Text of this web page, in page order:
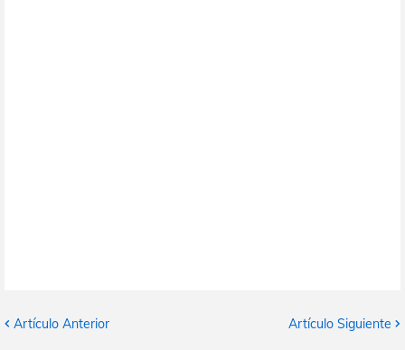
Artículo Anterior Artículo Siguiente